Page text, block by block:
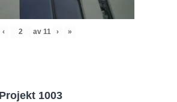
‹ av 11 › »
1003